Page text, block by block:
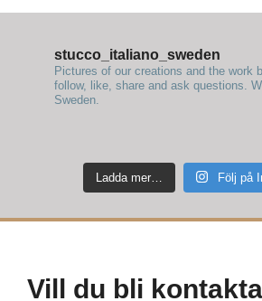
stucco_italiano_sweden
Pictures of our creations and the work
follow, like, share and ask questions.
Sweden.
Ladda mer… Följ på
Vill du bli